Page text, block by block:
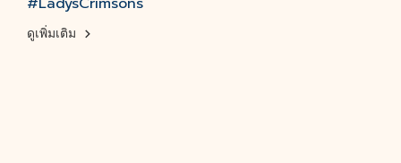
ดูเพิ่มเติม